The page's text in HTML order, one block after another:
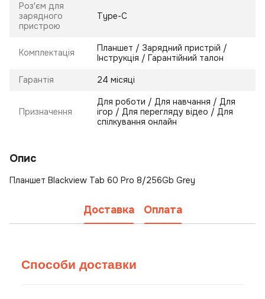
Роз'єм для
зарядного
пристрою
Type-C
Комплектація
Планшет / Зарядний пристрій /
Інструкція / Гарантійний талон
Гарантія 24 місяці
Призначення
Для роботи / Для навчання / Для
ігор / Для перегляду відео / Для
спілкування онлайн
Опис
Планшет Blackview Tab 60 Pro 8/256Gb Grey
Доставка Оплата
Способи доставки